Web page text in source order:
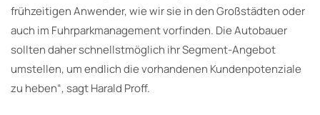
frühzeitigen Anwender, wie wir sie in den Großstädten oder
auch im Fuhrparkmanagement vorfinden. Die Autobauer
sollten daher schnellstmöglich ihr Segment-Angebot
umstellen, um endlich die vorhandenen Kundenpotenziale
zu heben“, sagt Harald Proff.